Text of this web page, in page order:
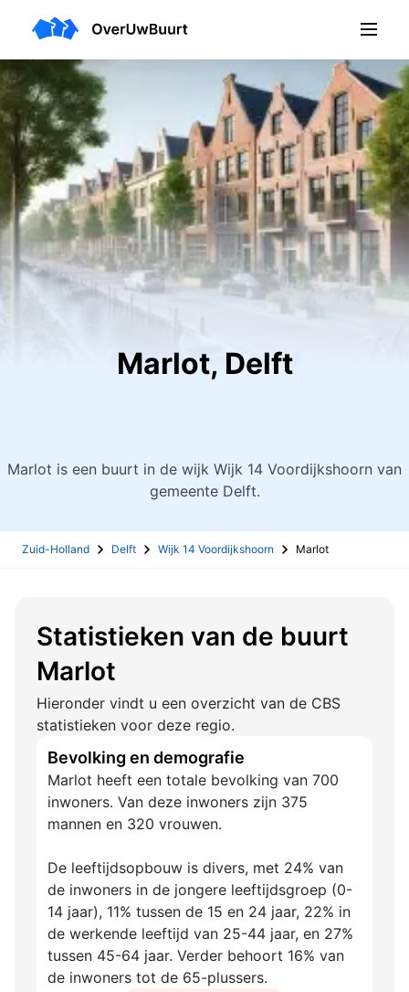
Marlot, Delft
Marlot is een buurt in de wijk Wijk 14 Voordijkshoorn van
gemeente Delft.
Zuid-Holland Delft Wijk 14 Voordijkshoorn Marlot
Statistieken van de buurt
Marlot
Hieronder vindt u een overzicht van de CBS
statistieken voor deze regio.
Bevolking en demografie
Marlot heeft een totale bevolking van 700
inwoners. Van deze inwoners zijn 375
mannen en 320 vrouwen.
De leeftijdsopbouw is divers, met 24% van
de inwoners in de jongere leeftijdsgroep (0-
14 jaar), 11% tussen de 15 en 24 jaar, 22% in
de werkende leeftijd van 25-44 jaar, en 27%
tussen 45-64 jaar. Verder behoort 16% van
de inwoners tot de 65-plussers.